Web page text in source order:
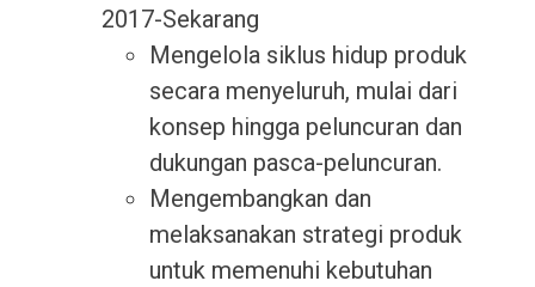
2017-Sekarang
Mengelola siklus hidup produk
secara menyeluruh, mulai dari
konsep hingga peluncuran dan
dukungan pasca-peluncuran.
Mengembangkan dan
melaksanakan strategi produk
untuk memenuhi kebutuhan